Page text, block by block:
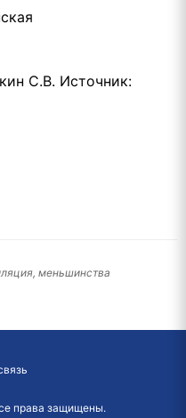
С.В. Источник:
меньшинства
права защищены.